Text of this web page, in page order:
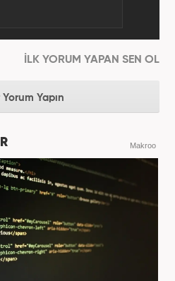
İLK YORUM YAPAN SEN OL
Yorum Yapın
Makroo